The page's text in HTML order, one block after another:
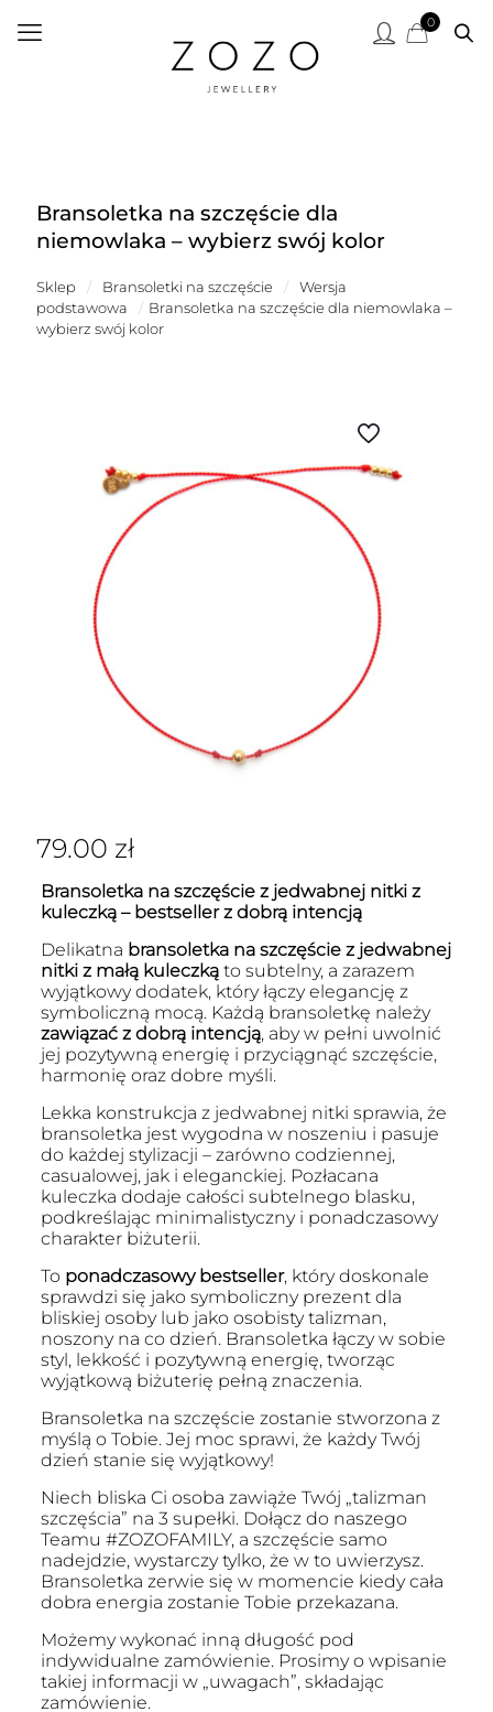
0
Bransoletka na szczęście dla
niemowlaka – wybierz swój kolor
Sklep / Bransoletki na szczęście /
Wersja
podstawowa
/ Bransoletka na szczęście dla niemowlaka –
wybierz swój kolor
79.00 zł
Bransoletka na szczęście z jedwabnej nitki z
kuleczką – bestseller z dobrą intencją
Delikatna bransoletka na szczęście z jedwabnej
nitki z małą kuleczkąto subtelny, a zarazem
wyjątkowy dodatek, który łączy elegancję z
symboliczną mocą. Każdą bransoletkę należy
zawiązać z dobrą intencją, aby w pełni uwolnić
jej pozytywną energię i przyciągnąć szczęście,
harmonię oraz dobre myśli.
Lekka konstrukcja z jedwabnej nitki sprawia, że
bransoletka jest wygodna w noszeniu i pasuje
do każdej stylizacji – zarówno codziennej,
casualowej, jak i eleganckiej. Pozłacana
kuleczka dodaje całości subtelnego blasku,
podkreślając minimalistyczny i ponadczasowy
charakter biżuterii.
To ponadczasowy bestseller, który doskonale
sprawdzi się jako symboliczny prezent dla
bliskiej osoby lub jako osobisty talizman,
noszony na co dzień. Bransoletka łączy w sobie
styl, lekkość i pozytywną energię, tworząc
wyjątkową biżuterię pełną znaczenia.
Bransoletka na szczęście zostanie stworzona z
myślą o Tobie. Jej moc sprawi, że każdy Twój
dzień stanie się wyjątkowy!
Niech bliska Ci osoba zawiąże Twój „talizman
szczęścia” na 3 supełki. Dołącz do naszego
Teamu #ZOZOFAMILY, a szczęście samo
nadejdzie, wystarczy tylko, że w to uwierzysz.
Bransoletka zerwie się w momencie kiedy cała
dobra energia zostanie Tobie przekazana.
Możemy wykonać inną długość pod
indywidualne zamówienie. Prosimy o wpisanie
takiej informacji w „uwagach”, składając
zamówienie.